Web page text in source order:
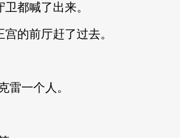
都喊了出来。
的前厅赶了过去。
雷一个人。